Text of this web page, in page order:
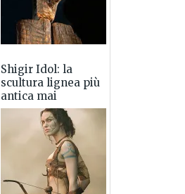
Shigir Idol: la
scultura lignea più
antica mai
ritrovata